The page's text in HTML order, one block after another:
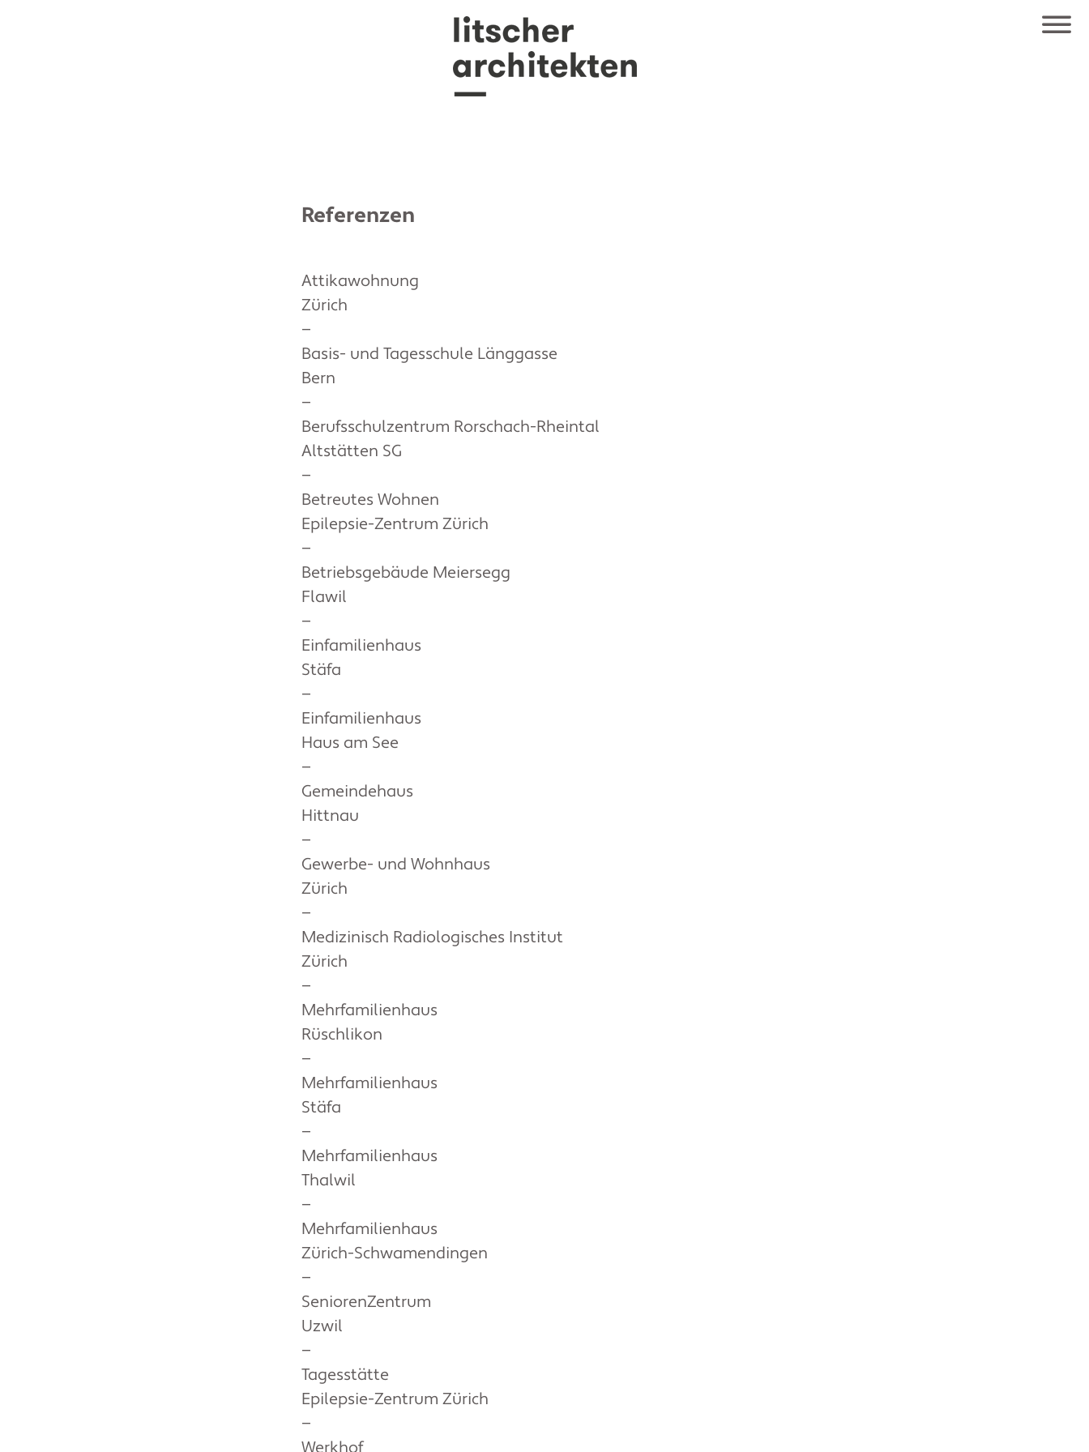
Referenzen
Attikawohnung
Zürich
—
Basis- und Tagesschule Länggasse
Bern
—
Berufsschulzentrum Rorschach-Rheintal
Altstätten SG
—
Betreutes Wohnen
Epilepsie-Zentrum Zürich
—
Betriebsgebäude Meiersegg
Flawil
—
Einfamilienhaus
Stäfa
—
Einfamilienhaus
Haus am See
—
Gemeindehaus
Hittnau
—
Gewerbe- und Wohnhaus
Zürich
—
Medizinisch Radiologisches Institut
Zürich
—
Mehrfamilienhaus
Rüschlikon
—
Mehrfamilienhaus
Stäfa
—
Mehrfamilienhaus
Thalwil
—
Mehrfamilienhaus
Zürich-Schwamendingen
—
SeniorenZentrum
Uzwil
—
Tagesstätte
Epilepsie-Zentrum Zürich
—